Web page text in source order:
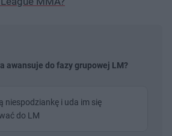
awansuje do fazy grupowej LM?
niespodziankę i uda im się
do LM